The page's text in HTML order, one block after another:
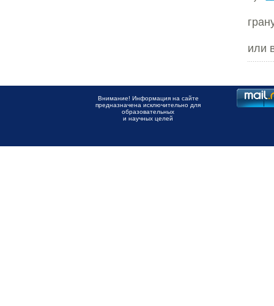
или
Внимание! Информация на сайте
предназначена исключительно для
образовательных
и научных целей